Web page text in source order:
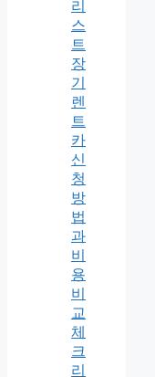
리
스
트
장
기
렌
트
카
신
청
방
법
과
비
용
비
교
체
크
리